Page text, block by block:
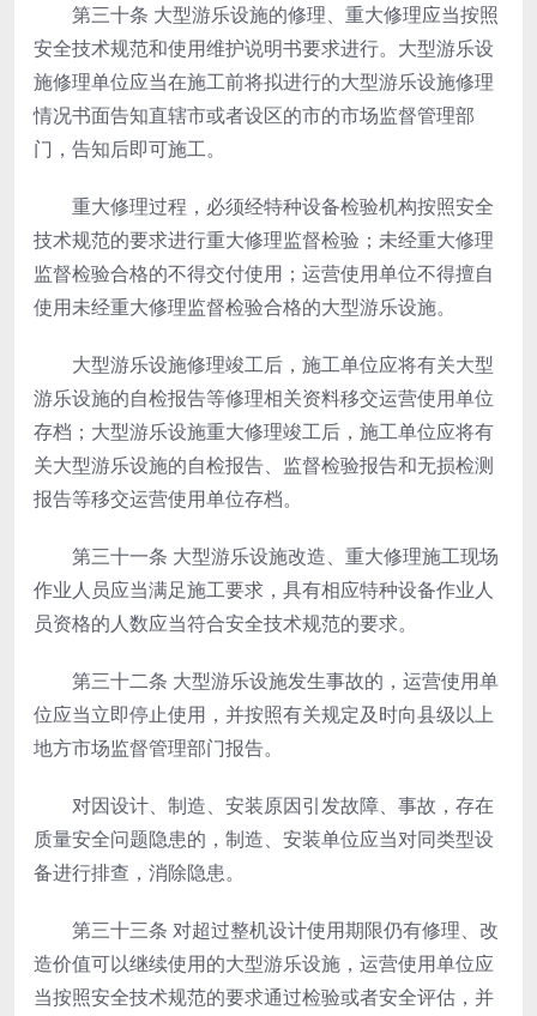
第三十条 大型游乐设施的修理、重大修理应当按照
安全技术规范和使用维护说明书要求进行。大型游乐设
施修理单位应当在施工前将拟进行的大型游乐设施修理
情况书面告知直辖市或者设区的市的市场监督管理部
门，告知后即可施工。
重大修理过程，必须经特种设备检验机构按照安全
技术规范的要求进行重大修理监督检验；未经重大修理
监督检验合格的不得交付使用；运营使用单位不得擅自
使用未经重大修理监督检验合格的大型游乐设施。
大型游乐设施修理竣工后，施工单位应将有关大型
游乐设施的自检报告等修理相关资料移交运营使用单位
存档；大型游乐设施重大修理竣工后，施工单位应将有
关大型游乐设施的自检报告、监督检验报告和无损检测
报告等移交运营使用单位存档。
第三十一条 大型游乐设施改造、重大修理施工现场
作业人员应当满足施工要求，具有相应特种设备作业人
员资格的人数应当符合安全技术规范的要求。
第三十二条 大型游乐设施发生事故的，运营使用单
位应当立即停止使用，并按照有关规定及时向县级以上
地方市场监督管理部门报告。
对因设计、制造、安装原因引发故障、事故，存在
质量安全问题隐患的，制造、安装单位应当对同类型设
备进行排查，消除隐患。
第三十三条 对超过整机设计使用期限仍有修理、改
造价值可以继续使用的大型游乐设施，运营使用单位应
当按照安全技术规范的要求通过检验或者安全评估，并